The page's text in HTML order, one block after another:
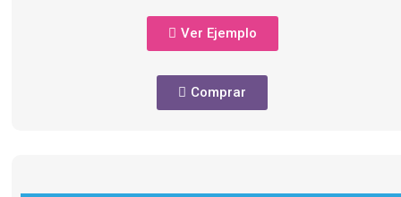
Ver Ejemplo
Comprar